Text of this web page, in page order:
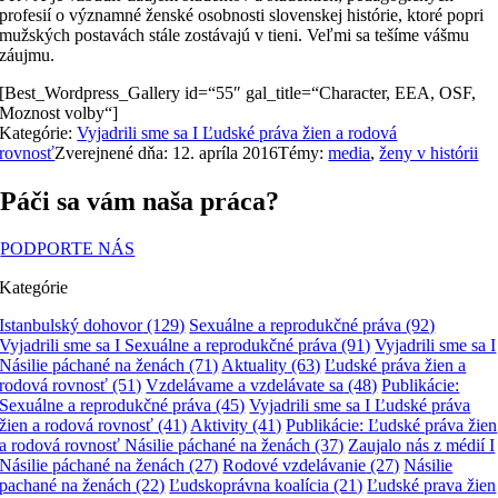
profesií o významné ženské osobnosti slovenskej histórie, ktoré popri
mužských postavách stále zostávajú v tieni. Veľmi sa tešíme vášmu
záujmu.
[Best_Wordpress_Gallery id=“55″ gal_title=“Character, EEA, OSF,
Moznost volby“]
Kategórie:Vyjadrili sme sa I Ľudské práva žien a rodová
rovnosťZverejnené dňa: 12. apríla 2016Témy:media,ženy v histórii
Páči sa vám naša práca?
PODPORTE NÁS
Kategórie
Istanbulský dohovor(129) Sexuálne a reprodukčné práva (92)
Vyjadrili sme sa I Sexuálne a reprodukčné práva (91) Vyjadrili sme sa I
Násilie páchané na ženách (71) Aktuality (63) Ľudské práva žien a
rodová rovnosť (51) Vzdelávame a vzdelávate sa (48) Publikácie:
Sexuálne a reprodukčné práva (45) Vyjadrili sme sa I Ľudské práva
žien a rodová rovnosť (41) Aktivity (41) Publikácie: Ľudské práva žien
a rodová rovnosť Násilie páchané na ženách (37) Zaujalo nás z médií I
Násilie páchané na ženách (27) Rodové vzdelávanie (27) Násilie
pachané na ženách (22) Ľudskoprávna koalícia (21) Ľudské prava žien